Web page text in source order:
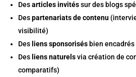
Desarticles invitéssur des blogs
Despartenariats de contenu
visibilité)
Des liens sponsorisés bien encadrés
Des liens naturelsvia création de
comparatifs)